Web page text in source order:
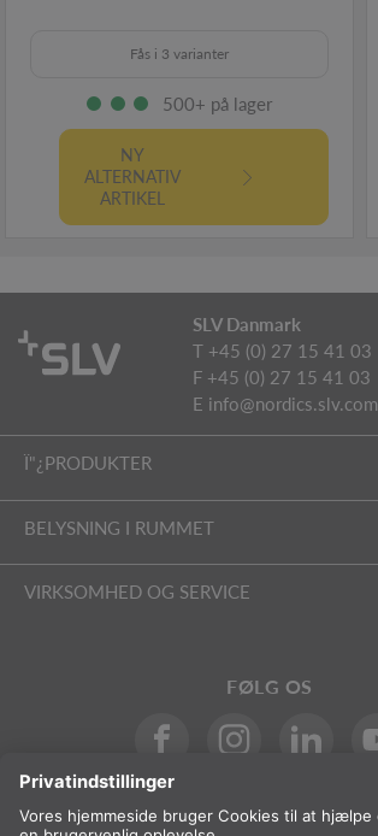
Fås i 3 varianter
500+ på lager
NY
ALTERNATIV
ARTIKEL
SLV Danmark
T +45 (0) 27 15 41 03
F +45 (0) 27 15 41 03
E info@nordics.slv.com
Ï"¿PRODUKTER
BELYSNING I RUMMET
VIRKSOMHED OG SERVICE
FØLG OS
International